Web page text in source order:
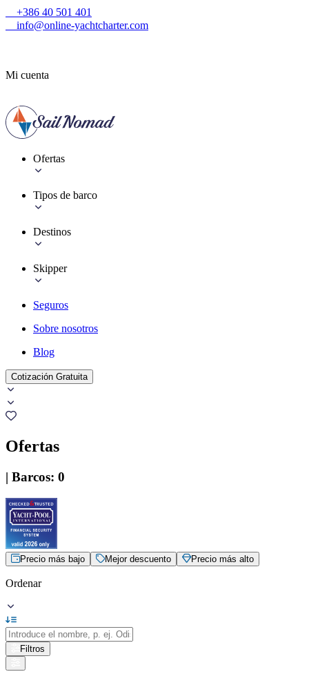
+386 40 501 401
info@online-yachtcharter.com
Mi cuenta
Ofertas
Tipos de barco
Destinos
Skipper
Seguros
Sobre nosotros
Blog
Cotización Gratuita
Ofertas
| Barcos: 0
Precio más bajo Mejor descuento Precio más alto
Ordenar
Filtros